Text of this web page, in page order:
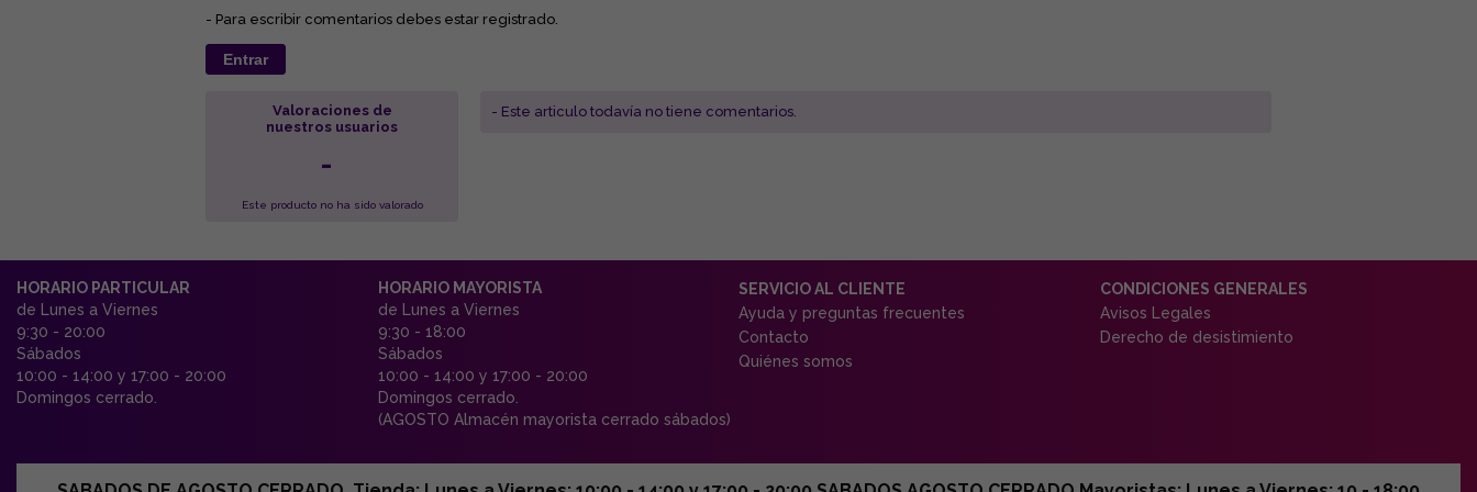
- Para escribir comentarios debes estar registrado.
Entrar
Valoraciones de
nuestros usuarios
-
Este producto no ha sido valorado
- Este articulo todavía no tiene comentarios.
HORARIO PARTICULAR
de Lunes a Viernes
9:30 - 20:00
Sábados
10:00 - 14:00 y 17:00 - 20:00
Domingos cerrado.
HORARIO MAYORISTA
de Lunes a Viernes
9:30 - 18:00
Sábados
10:00 - 14:00 y 17:00 - 20:00
Domingos cerrado.
(AGOSTO Almacén mayorista cerrado sábados)
SERVICIO AL CLIENTE
Ayuda y preguntas frecuentes
Contacto
Quiénes somos
CONDICIONES GENERALES
Avisos Legales
Derecho de desistimiento